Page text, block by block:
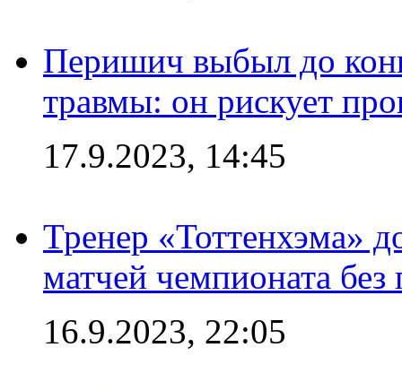
Перишич выбыл до
травмы: он рискует
17.9.2023, 14:45
Тренер «Тоттенхэма»
матчей чемпионата
16.9.2023, 22:05